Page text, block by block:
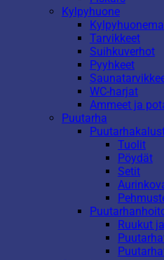
Kylpyhuone
Tarvikkeet
Suihkuverhot
Pyyhkeet
WC-harjat
Ammeet ja
Puutarha
Tuolit
Pöydät
Setit
Ruukut